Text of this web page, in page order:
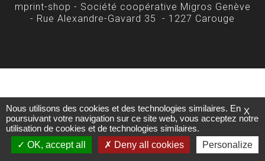
mprint-shop - Société coopérative Migros Genève
- Rue Alexandre-Gavard 35 - 1227 Carouge
X
Nous utilisons des cookies et des technologies similaires. En
poursuivant votre navigation sur ce site web, vous acceptez notre
utilisation de cookies et de technologies similaires.
OK, accept all
Deny all cookies Personalize